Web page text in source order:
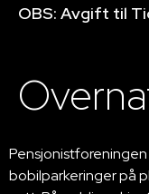
OBS: Avgift til
bobilparkeringer på